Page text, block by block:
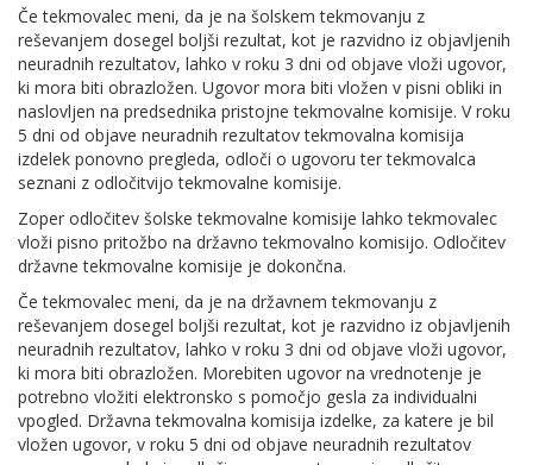
Če tekmovalec meni, da je na šolskem tekmovanju z
reševanjem dosegel boljši rezultat, kot je razvidno iz objavljenih
neuradnih rezultatov, lahko v roku 3 dni od objave vloži ugovor,
ki mora biti obrazložen. Ugovor mora biti vložen v pisni obliki in
naslovljen na predsednika pristojne tekmovalne komisije. V roku
5 dni od objave neuradnih rezultatov tekmovalna komisija
izdelek ponovno pregleda, odloči o ugovoru ter tekmovalca
seznani z odločitvijo tekmovalne komisije.
Zoper odločitev šolske tekmovalne komisije lahko tekmovalec
vloži pisno pritožbo na državno tekmovalno komisijo. Odločitev
državne tekmovalne komisije je dokončna.
Če tekmovalec meni, da je na državnem tekmovanju z
reševanjem dosegel boljši rezultat, kot je razvidno iz objavljenih
neuradnih rezultatov, lahko v roku 3 dni od objave vloži ugovor,
ki mora biti obrazložen. Morebiten ugovor na vrednotenje je
potrebno vložiti elektronsko s pomočjo gesla za individualni
vpogled. Državna tekmovalna komisija izdelke, za katere je bil
vložen ugovor, v roku 5 dni od objave neuradnih rezultatov